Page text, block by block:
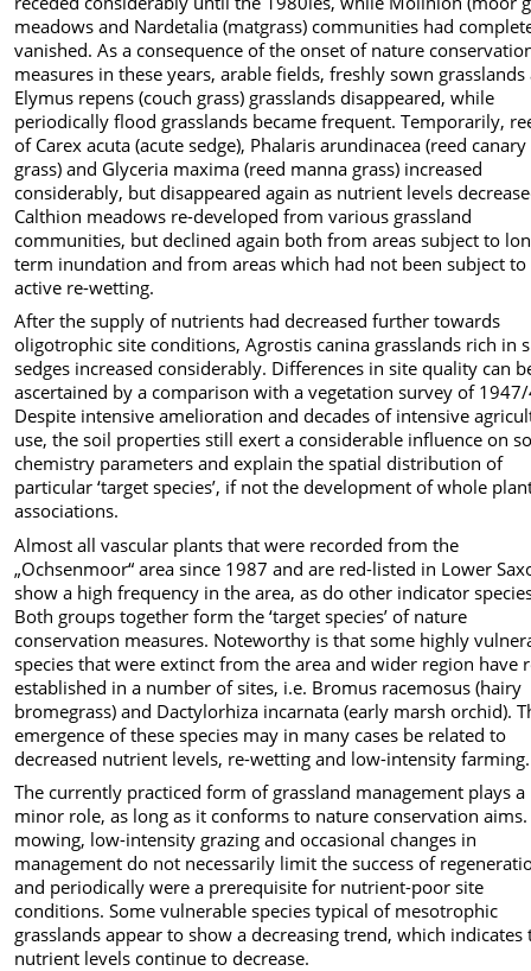
meadows and Nardetalia (matgrass) communities had
vanished. As a consequence of the onset of nature
measures in these years, arable fields, freshly sown grasslands
Elymus repens (couch grass) grasslands disappeared, while
periodically flood grasslands became frequent. Temporarily,
of Carex acuta (acute sedge), Phalaris arundinacea (reed canary
grass) and Glyceria maxima (reed manna grass) increased
considerably, but disappeared again as nutrient levels
Calthion meadows re-developed from various grassland
communities, but declined again both from areas subject to
term inundation and from areas which had not been subject to
active re-wetting.
After the supply of nutrients had decreased further towards
oligotrophic site conditions, Agrostis canina grasslands rich in
sedges increased considerably. Differences in site quality can
ascertained by a comparison with a vegetation survey of
Despite intensive amelioration and decades of intensive
use, the soil properties still exert a considerable influence on
chemistry parameters and explain the spatial distribution of
particular ‘target species’, if not the development of whole
associations.
Almost all vascular plants that were recorded from the
„Ochsenmoor“ area since 1987 and are red-listed in Lower
show a high frequency in the area, as do other indicator
Both groups together form the ‘target species’ of nature
conservation measures. Noteworthy is that some highly
species that were extinct from the area and wider region have
established in a number of sites, i.e. Bromus racemosus (hairy
bromegrass) and Dactylorhiza incarnata (early marsh orchid).
emergence of these species may in many cases be related to
decreased nutrient levels, re-wetting and low-intensity farming.
The currently practiced form of grassland management plays a
minor role, as long as it conforms to nature conservation aims.
mowing, low-intensity grazing and occasional changes in
management do not necessarily limit the success of
and periodically were a prerequisite for nutrient-poor site
conditions. Some vulnerable species typical of mesotrophic
grasslands appear to show a decreasing trend, which indicates
nutrient levels continue to decrease.